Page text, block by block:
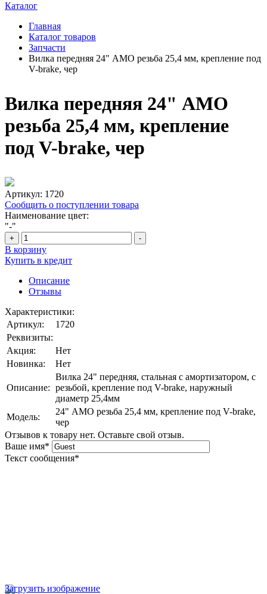
Каталог
Главная
Каталог товаров
Запчасти
Вилка передняя 24" АМО резьба 25,4 мм, крепление под
V-brake, чер
Вилка передняя 24" АМО
резьба 25,4 мм, крепление
под V-brake, чер
Артикул: 1720
Сообщить о поступлении товара
Наименование цвет:
"-"
+ -
В корзину
Купить в кредит
Описание
Отзывы
Характеристики:
Артикул:
1720
Реквизиты:
Акция:
Нет
Новинка:
Нет
Описание:
Вилка 24" передняя, стальная с амортизатором, с
резьбой, крепление под V-brake, наружный
диаметр 25,4мм
Модель:
24" АМО резьба 25,4 мм, крепление под V-brake,
чер
Отзывов к товару нет. Оставьте свой отзыв.
Ваше имя*
Текст сообщения*
Загрузить изображение